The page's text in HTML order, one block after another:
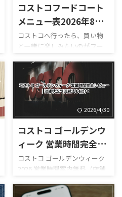
コストコフードコート
メニュー表2026年8月
版！最新価格・新作・
おすすめ52選
コストコへ行ったら、買い物
と一緒に楽しみたいのがフー
ドコートです。 180円のホット
ドッグをはじめ、巨大なピザ
やプルコギベイク、ソフトクリ
ーム、季節限定スムージーな
ど、コストコならではのボリュ
ーム満点メニューが並んでいま
す。 しかも2026年は新作がか
なり豊富。 現在は、 サーモン
ポキロール ボロネーゼポテト
セージカルッツォーネ クロワ
ッサンハム＆チーズ ほうじ茶
ソフトクリーム カンタロープ
2026/4/30
コストコ ゴールデンウ
ィーク 営業時間完全レ
ビュー｜混雑状況や回
避法も紹介！
コストコ ゴールデンウィーク
2026 営業時間案内無料（店舗
利用時）／デリバリーは別途
送料ありGW2026-COSTCO-01